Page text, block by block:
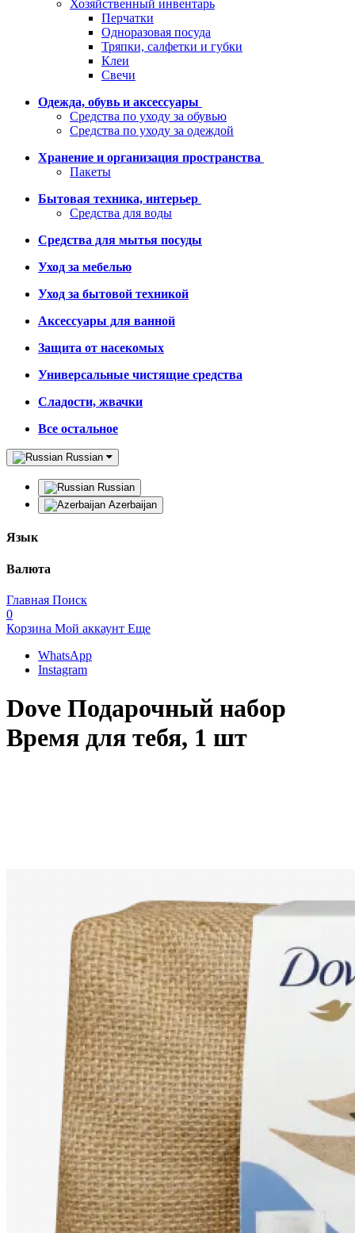
Хозяйственный инвентарь
Перчатки
Одноразовая посуда
Тряпки, салфетки и губки
Клеи
Свечи
Одежда, обувь и аксессуары
Средства по уходу за обувью
Средства по уходу за одеждой
Хранение и организация пространства
Пакеты
Бытовая техника, интерьер
Средства для воды
Средства для мытья посуды
Уход за мебелью
Уход за бытовой техникой
Аксессуары для ванной
Защита от насекомых
Универсальные чистящие средства
Сладости, жвачки
Все остальное
Russian
Russian
Azerbaijan
Язык
Валюта
Главная Поиск
0
Корзина Мой аккаунт Еще
WhatsApp
Instagram
Dove Подарочный набор
Время для тебя, 1 шт